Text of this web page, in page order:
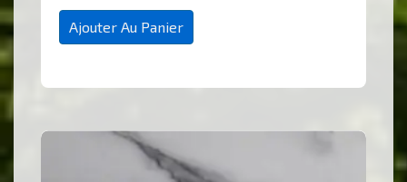
Ajouter Au Panier